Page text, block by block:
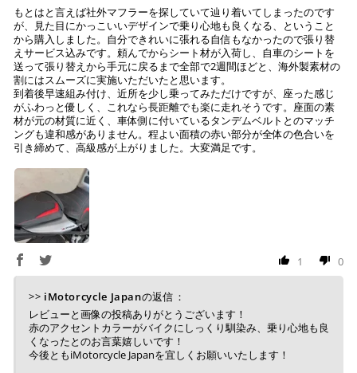
Tappezzeria Italia製品は、純正シートの形状に合わせて
製造されておりますが、シートの状態により弊社で作業
不可と判断した場合には、ご連絡の上返送させていただ
く場合もございます。
送っていただいた純正シートが、適合外の車両と発覚
し、それにより不具合等生じた際には、弊社は一切の責
任を負いません。
作業後、仕上がりを確認し発送させていただきますの
で、その後の張り直しについてはお受けできかねます。
上記キャッシュレス決済アカウントからご希望のお支払
い方法をご選択頂き、クリックするだけで簡単に支払い
が完了します。
※ ご利用には事前にPayPay、Apple Payの利用登録が
必要です。
コンビニ決済
店内端末にて操作後、レジにてお支払いください。
※ 支払期限はご注文日より7日以内とさせて頂いてお
り、万が一過ぎてしまった場合は自動でご注文はキャン
セルとなります。
もとはと言えば社外マフラーを探していて辿り着いてしまったのです
が、見た目にかっこいいデザインで乗り心地も良くなる、ということ
から購入しました。自分できれいに張れる自信もなかったので張り替
えサービス込みです。頼んでからシート材が入荷し、自車のシートを
送って張り替えから手元に戻るまで全部で2週間ほどと、海外製素材の
割にはスムーズに実施いただいたと思います。
到着後早速組み付け、近所を少し乗ってみただけですが、座った感じ
がふわっと優しく、これなら長距離でも楽に走れそうです。座面の素
材が元の材質に近く、車体側に付いているタンデムベルトとのマッチ
ングも違和感がありません。程よい面積の赤い部分が全体の色合いを
引き締めて、高級感が上がりました。大変満足です。
1 0
>> iMotorcycle Japanの返信：
レビューと画像の投稿ありがとうございます！
赤のアクセントカラーがバイクにしっくり馴染み、乗り心地も良
くなったとのお言葉嬉しいです！
今後ともiMotorcycle Japanを宜しくお願いいたします！